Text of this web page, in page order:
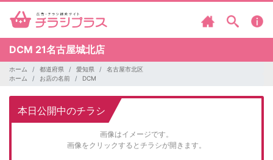
DCM 21名古屋城北店
ホーム 都道府県 愛知県
名古屋市北区
ホーム
お店の名前 DCM
本日公開中のチラシ
画像はイメージです。
画像をクリックするとチラシが開きます。